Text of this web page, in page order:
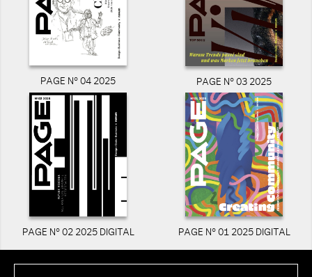
PAGE N° 04 2025 PAGE N° 03 2025
PAGE N° 02 2025 DIGITAL PAGE N° 01 2025 DIGITAL